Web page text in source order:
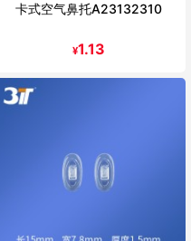
卡式空气鼻托A23132310
¥1.13